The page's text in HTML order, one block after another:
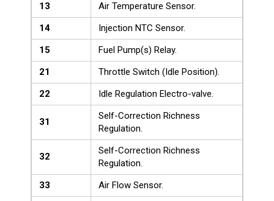
13
Air Temperature Sensor.
14
Injection NTC Sensor.
15
Fuel Pump(s) Relay.
21
Throttle Switch (Idle Position).
22
Idle Regulation Electro-valve.
31
Self-Correction Richness
Regulation.
32
Self-Correction Richness
Regulation.
33
Air Flow Sensor.